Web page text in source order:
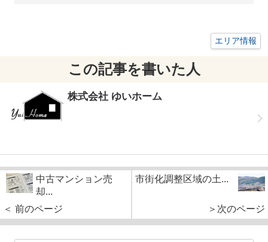
エリア情報
この記事を書いた人
株式会社 ゆいホーム
中古マンション売
却...
＜ 前のページ
市街化調整区域の土...
＞次のページ